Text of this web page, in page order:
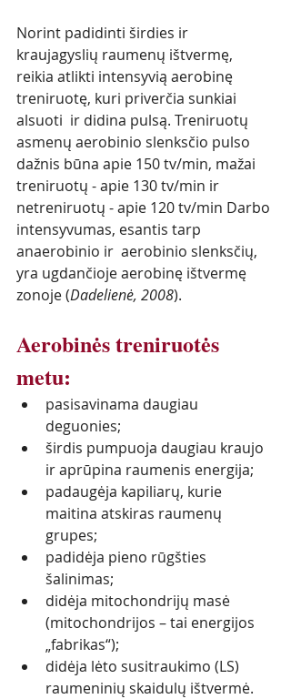
Norint padidinti širdies ir
kraujagyslių raumenų ištvermę,
reikia atlikti intensyvią aerobinę
treniruotę, kuri priverčia sunkiai
alsuoti  ir didina pulsą. Treniruotų
asmenų aerobinio slenksčio pulso
dažnis būna apie 150 tv/min, mažai
treniruotų - apie 130 tv/min ir
netreniruotų - apie 120 tv/min Darbo
intensyvumas, esantis tarp
anaerobinio ir  aerobinio slenksčių,
yra ugdančioje aerobinę ištvermę
zonoje (Dadelienė, 2008).
Aerobinės treniruotės
metu:
pasisavinama daugiau
deguonies;
širdis pumpuoja daugiau kraujo
ir aprūpina raumenis energija;
padaugėja kapiliarų, kurie
maitina atskiras raumenų
grupes;
padidėja pieno rūgšties
šalinimas;
didėja mitochondrijų masė
(mitochondrijos – tai energijos
„fabrikas“);
didėja lėto susitraukimo (LS)
raumeninių skaidulų ištvermė.